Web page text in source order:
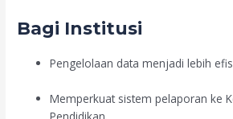
Bagi Institusi
Pengelolaan data menjadi lebih
Memperkuat sistem pelaporan ke